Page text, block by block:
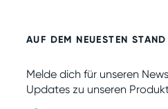
AUF DEM NEUESTEN
Melde dich für unseren
Updates zu unseren